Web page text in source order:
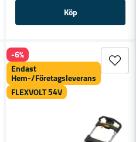
Köp
-6%
Endast
Hem-/Företagsleverans
FLEXVOLT 54V